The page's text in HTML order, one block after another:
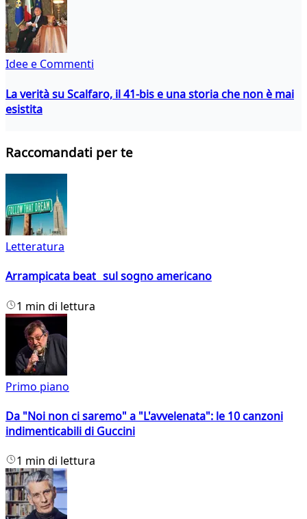
Idee e Commenti
La verità su Scalfaro, il 41-bis e una storia che non è mai
esistita
Raccomandati per te
Letteratura
Arrampicata beat sul sogno americano
1 min di lettura
Primo piano
Da "Noi non ci saremo" a "L'avvelenata": le 10 canzoni
indimenticabili di Guccini
1 min di lettura